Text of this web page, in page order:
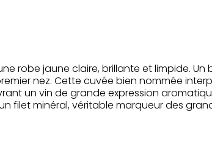
robe jaune claire, brillante et limpide. Un
nez. Cette cuvée bien nommée
un vin de grande expression
filet minéral, véritable marqueur des